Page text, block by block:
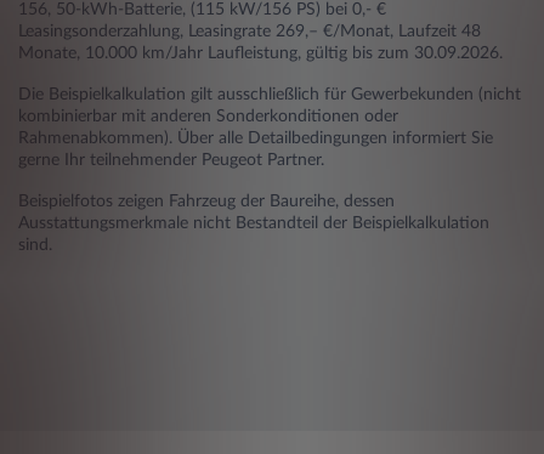
156, 50-kWh-Batterie, (115 kW/156 PS) bei 0,- €
Leasingsonderzahlung, Leasingrate 269,– €/Monat, Laufzeit 48
Monate, 10.000 km/Jahr Laufleistung, gültig bis zum 30.09.2026.
Die Beispielkalkulation gilt ausschließlich für Gewerbekunden (nicht
kombinierbar mit anderen Sonderkonditionen oder
Rahmenabkommen). Über alle Detailbedingungen informiert Sie
gerne Ihr teilnehmender Peugeot Partner.
Beispielfotos zeigen Fahrzeug der Baureihe, dessen
Ausstattungsmerkmale nicht Bestandteil der Beispielkalkulation
sind.